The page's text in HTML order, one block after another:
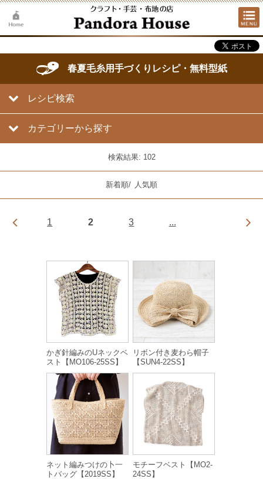
春夏毛糸用手づくりレシピ・無料型紙
レシピ検索
カテゴリーから探す
検索結果: 102
新着順/ 人気順
1 2 3 ...
かぎ針編みのUネックベ
スト【MO106-25SS】
リボン付き麦わら帽子
【SUN4-22SS】
ネット編みつけの卜一
トバッグ【2019SS】
モチーフベスト【MO2-
24SS】